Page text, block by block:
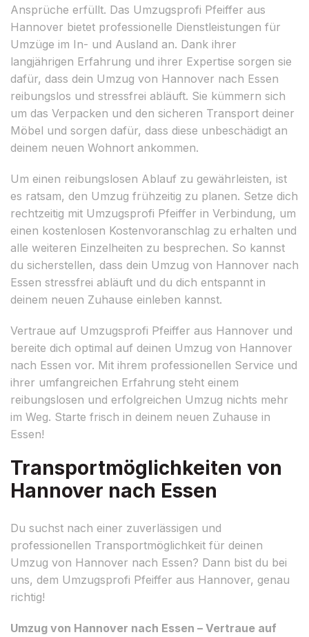
Ansprüche erfüllt. Das Umzugsprofi Pfeiffer aus
Hannover bietet professionelle Dienstleistungen für
Umzüge im In- und Ausland an. Dank ihrer
langjährigen Erfahrung und ihrer Expertise sorgen sie
dafür, dass dein Umzug von Hannover nach Essen
reibungslos und stressfrei abläuft. Sie kümmern sich
um das Verpacken und den sicheren Transport deiner
Möbel und sorgen dafür, dass diese unbeschädigt an
deinem neuen Wohnort ankommen.
Um einen reibungslosen Ablauf zu gewährleisten, ist
es ratsam, den Umzug frühzeitig zu planen. Setze dich
rechtzeitig mit Umzugsprofi Pfeiffer in Verbindung, um
einen kostenlosen Kostenvoranschlag zu erhalten und
alle weiteren Einzelheiten zu besprechen. So kannst
du sicherstellen, dass dein Umzug von Hannover nach
Essen stressfrei abläuft und du dich entspannt in
deinem neuen Zuhause einleben kannst.
Vertraue auf Umzugsprofi Pfeiffer aus Hannover und
bereite dich optimal auf deinen Umzug von Hannover
nach Essen vor. Mit ihrem professionellen Service und
ihrer umfangreichen Erfahrung steht einem
reibungslosen und erfolgreichen Umzug nichts mehr
im Weg. Starte frisch in deinem neuen Zuhause in
Essen!
Transportmöglichkeiten von
Hannover nach Essen
Du suchst nach einer zuverlässigen und
professionellen Transportmöglichkeit für deinen
Umzug von Hannover nach Essen? Dann bist du bei
uns, dem Umzugsprofi Pfeiffer aus Hannover, genau
richtig!
Umzug von Hannover nach Essen – Vertraue auf